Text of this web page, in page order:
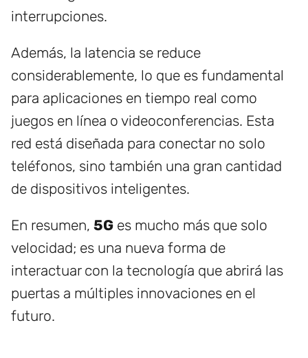
interrupciones.
Además, la latencia se reduce
considerablemente, lo que es fundamental
para aplicaciones en tiempo real como
juegos en línea o videoconferencias. Esta
red está diseñada para conectar no solo
teléfonos, sino también una gran cantidad
de dispositivos inteligentes.
En resumen, 5G es mucho más que solo
velocidad; es una nueva forma de
interactuar con la tecnología que abrirá las
puertas a múltiples innovaciones en el
futuro.